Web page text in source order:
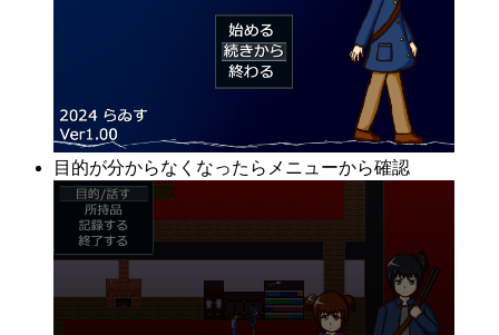
目的が分からなくなったらメニューから確認